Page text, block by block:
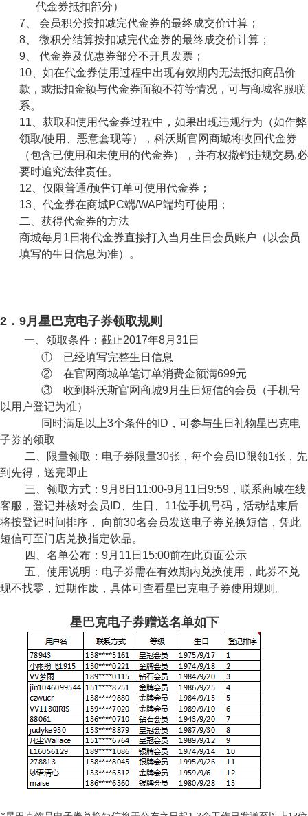
代金券抵扣部分）
7、 会员积分按扣减完代金券的最终成交价计算；
8、 微积分结算按扣减完代金券的最终成交价计算；
9、 代金券及优惠券部分不开具发票；
10、如在代金券使用过程中出现有效期内无法抵扣商品价
款，或抵扣金额与代金券面额不符等情况，可与商城客服联
系。
11、获取和使用代金券过程中，如果出现违规行为（如作弊
领取/使用、恶意套现等），科沃斯官网商城将收回代金券
（包含已使用和未使用的代金券），并有权撤销违规交易,必
要时追究法律责任。
12、仅限普通/预售订单可使用代金券；
13、代金券在商城PC端/WAP端均可使用；
二、获得代金券的方法
商城每月 1 日将代金券直接打入当月生日会员账户（以会员
填写的生日信息为准）。
2 ．9月星巴克电子券领取规则
一、领取条件：截止2017年8月 31 日
经填写完整生日信息
官网商城单笔订单消费金额满699元
到科沃斯官网商城9月生日短信的会员（手机号
以用户登记为准）
同时满足以上3个条件的 ID， 可参与生日礼物星巴克电
子券的领取
限量领取：电子券限量30张，每个会员 ID限领1张，先
到先得，送完即止
领取方式：9月8日11:00-9月11日9:59，联系商城在线
客服，登记并核对会员 ID 、生日、 11位手机号码，活动结束后
将按登记时间排序， 向前30名会员发送电子券兑换短信，凭此
短信可至门店兑换指定饮品。
名单公布： 9月 11 日 15:00前在此页面公示
五、使用说明：电子券需在有效期内兑换使用，此券不兑
现不找零，过期作废，具体可查看星巴克电子券使用规则。
星巴克电子券赠送名单如下